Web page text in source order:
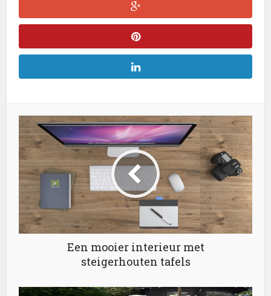
Een mooier interieur met
steigerhouten tafels